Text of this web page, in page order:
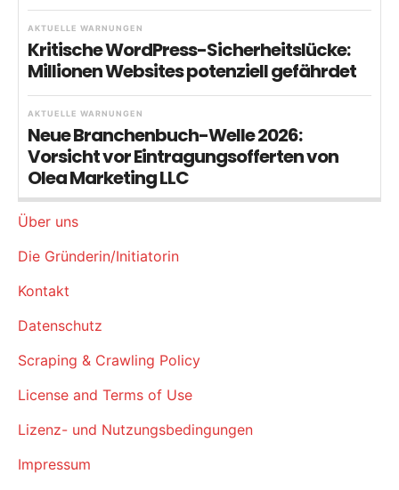
AKTUELLE WARNUNGEN
Kritische WordPress-Sicherheitslücke:
Millionen Websites potenziell gefährdet
AKTUELLE WARNUNGEN
Neue Branchenbuch-Welle 2026:
Vorsicht vor Eintragungsofferten von
Olea Marketing LLC
Über uns
Die Gründerin/Initiatorin
Kontakt
Datenschutz
Scraping & Crawling Policy
License and Terms of Use
Lizenz- und Nutzungsbedingungen
Impressum